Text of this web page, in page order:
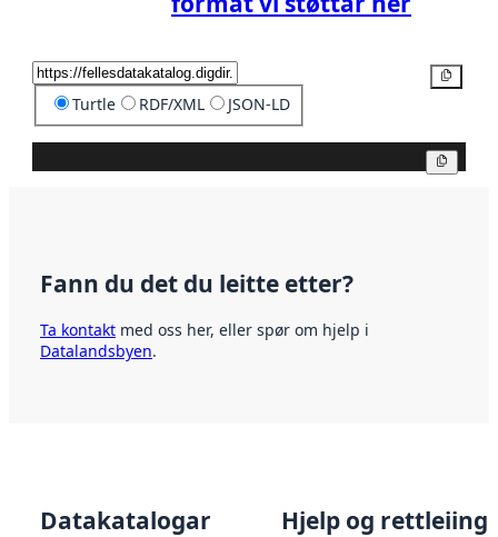
Turtle RDF/XML JSON-LD
Fann du det du leitte etter?
Ta kontakt med oss her, eller spør om hjelp i
Datalandsbyen.
Datakatalogar Hjelp og rettleiing